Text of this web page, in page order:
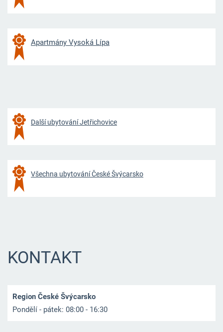
Apartmány Vysoká Lípa
Další ubytování Jetřichovice
Všechna ubytování České Švýcarsko
KONTAKT
Region České Švýcarsko
Pondělí - pátek: 08:00 - 16:30